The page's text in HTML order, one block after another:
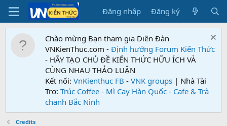
Đăng nhập Đăng ký
Chào mừng Bạn tham gia Diễn Đàn
VNKienThuc.com - Định hướng Forum Kiến Thức
- HÃY TẠO CHỦ ĐỀ KIẾN THỨC HỮU ÍCH VÀ
CÙNG NHAU THẢO LUẬN
Kết nối: VnKienthuc FB - VNK groups | Nhà Tài
Trợ: Trúc Coffee - Mì Cay Hàn Quốc - Cafe & Trà
chanh Bắc Ninh
Credits